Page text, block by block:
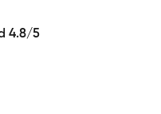
4.8/5